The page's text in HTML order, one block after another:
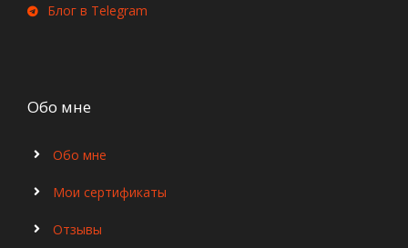
Блог в Telegram
Обо мне
Обо мне
Мои сертификаты
Отзывы